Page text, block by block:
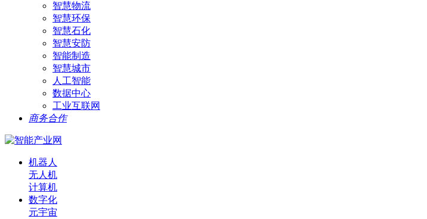
智慧物流
智慧环保
智慧石化
智慧安防
智能制造
智慧城市
人工智能
数据中心
工业互联网
商务合作
机器人
无人机
计算机
数字化
元宇宙